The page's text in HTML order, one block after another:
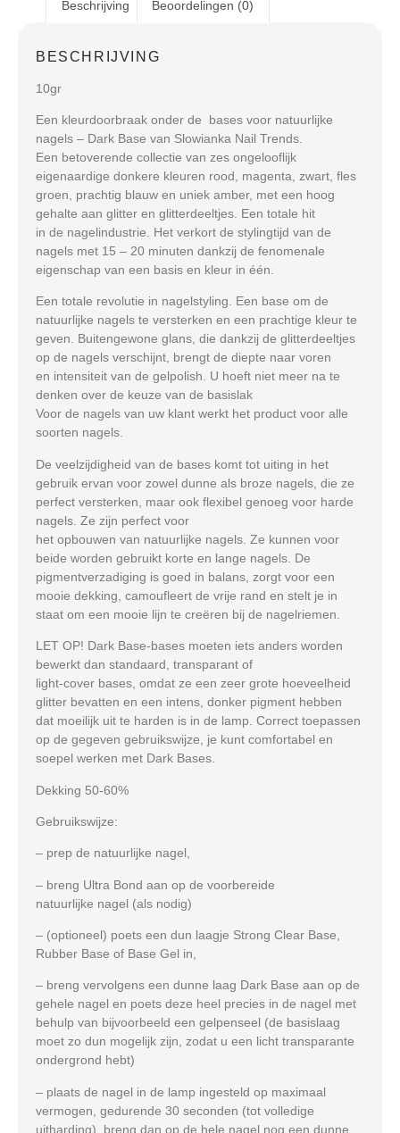
Beschrijving Beoordelingen (0)
BESCHRIJVING
10gr
Een kleurdoorbraak onder de bases voor natuurlijke
nagels – Dark Base van Slowianka Nail Trends.
Een betoverende collectie van zes ongelooflijk
eigenaardige donkere kleuren rood, magenta, zwart, fles
groen, prachtig blauw en uniek amber, met een hoog
gehalte aan glitter en glitterdeeltjes. Een totale hit
in de nagelindustrie. Het verkort de stylingtijd van de
nagels met 15 – 20 minuten dankzij de fenomenale
eigenschap van een basis en kleur in één.
Een totale revolutie in nagelstyling. Een base om de
natuurlijke nagels te versterken en een prachtige kleur te
geven. Buitengewone glans, die dankzij de glitterdeeltjes
op de nagels verschijnt, brengt de diepte naar voren
en intensiteit van de gelpolish. U hoeft niet meer na te
denken over de keuze van de basislak
Voor de nagels van uw klant werkt het product voor alle
soorten nagels.
De veelzijdigheid van de bases komt tot uiting in het
gebruik ervan voor zowel dunne als broze nagels, die ze
perfect versterken, maar ook flexibel genoeg voor harde
nagels. Ze zijn perfect voor
het opbouwen van natuurlijke nagels. Ze kunnen voor
beide worden gebruikt korte en lange nagels. De
pigmentverzadiging is goed in balans, zorgt voor een
mooie dekking, camoufleert de vrije rand en stelt je in
staat om een mooie lijn te creëren bij de nagelriemen.
LET OP! Dark Base-bases moeten iets anders worden
bewerkt dan standaard, transparant of
light-cover bases, omdat ze een zeer grote hoeveelheid
glitter bevatten en een intens, donker pigment hebben
dat moeilijk uit te harden is in de lamp. Correct toepassen
op de gegeven gebruikswijze, je kunt comfortabel en
soepel werken met Dark Bases.
Dekking 50-60%
Gebruikswijze:
– prep de natuurlijke nagel,
– breng Ultra Bond aan op de voorbereide
natuurlijke nagel (als nodig)
– (optioneel) poets een dun laagje Strong Clear Base,
Rubber Base of Base Gel in,
– breng vervolgens een dunne laag Dark Base aan op de
gehele nagel en poets deze heel precies in de nagel met
behulp van bijvoorbeeld een gelpenseel (de basislaag
moet zo dun mogelijk zijn, zodat u een licht transparante
ondergrond hebt)
– plaats de nagel in de lamp ingesteld op maximaal
vermogen, gedurende 30 seconden (tot volledige
uitharding), breng dan op de hele nagel nog een dunne,